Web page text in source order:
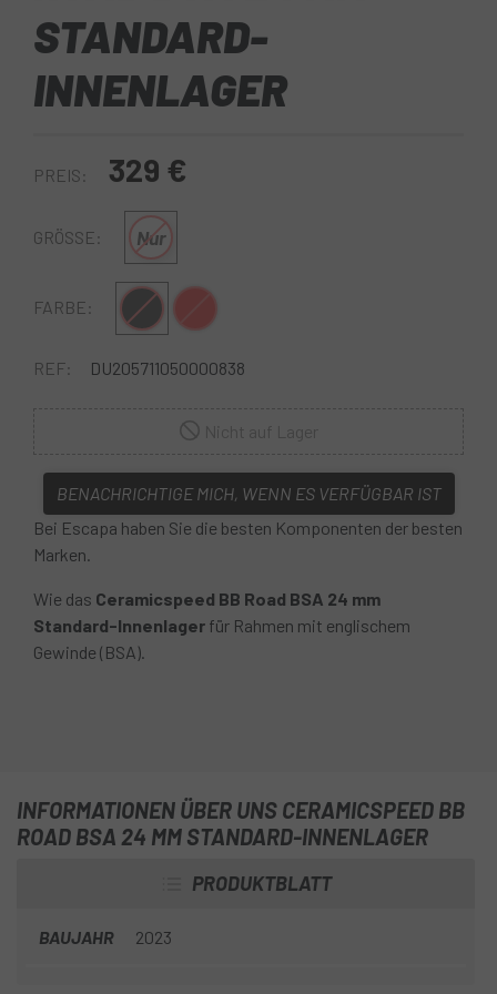
STANDARD-
INNENLAGER
PREIS: 329 €
GRÖSSE: Nur
FARBE: Schwarz
REF: DU205711050000838
BENACHRICHTIGE MICH, WENN ES VERFÜGBAR IST
Bei Escapa haben Sie die besten Komponenten der besten
Marken.
Wie das Ceramicspeed BB Road BSA 24 mm
Standard-Innenlager für Rahmen mit englischem
Gewinde (BSA).
INFORMATIONEN ÜBER UNS CERAMICSPEED BB
ROAD BSA 24 MM STANDARD-INNENLAGER
PRODUKTBLATT
BAUJAHR 2023